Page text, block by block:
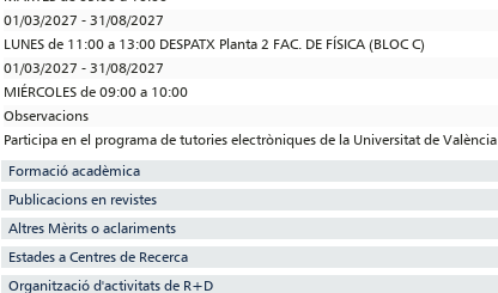
01/03/2027 - 31/08/2027
LUNES de 11:00 a 13:00 DESPATX Planta 2 FAC. DE FÍSICA (BLOC C)
01/03/2027 - 31/08/2027
MIÉRCOLES de 09:00 a 10:00
Observacions
Participa en el programa de tutories electròniques de la Universitat de València
Formació acadèmica
Publicacions en revistes
Altres Mèrits o aclariments
Estades a Centres de Recerca
Organització d'activitats de R+D